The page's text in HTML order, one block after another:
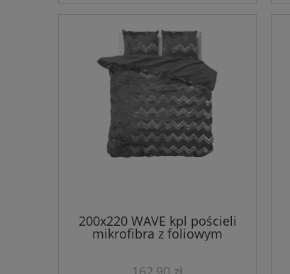
200x220 WAVE kpl pościeli
mikrofibra z foliowym
nadrukiem szary